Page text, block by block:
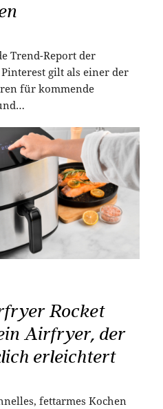
Trend-Report der
gilt als einer der
für kommende
Rocket
Airfryer, der
erleichtert
fettarmes Kochen